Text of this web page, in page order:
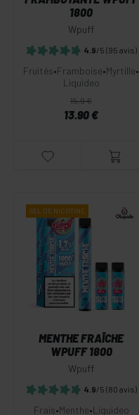
1800
Wpuff
4.9/5 (95 avis)
Fruités•Framboise•Myrtille•
Liquideo
15.9 €
13.90 €
SEL DE NICOTINE
MENTHE FRAÎCHE
WPUFF 1800
Wpuff
4.9/5 (80 avis)
Frais•Menthe•Liquideo